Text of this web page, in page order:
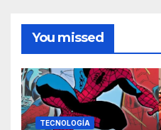
You missed
TECNOLOGÍA